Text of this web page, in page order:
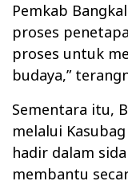
Pemkab
proses
proses untuk
budaya,”
Sementara itu,
melalui
hadir dalam
membantu